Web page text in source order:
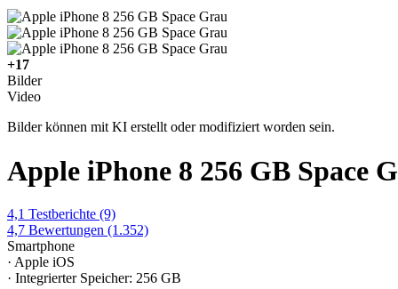
+17
Bilder
Video
Bilder können mit KI erstellt oder modifiziert worden sein.
Apple iPhone 8 256 GB Space
4,1 Testberichte (9)
4,7 Bewertungen (1.352)
Smartphone
· Apple iOS
· Integrierter Speicher: 256 GB